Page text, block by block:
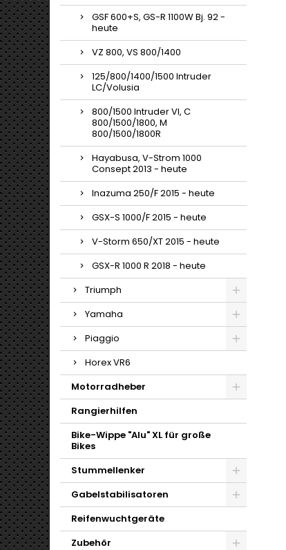
GSF 600+S, GS-R 1100W Bj. 92 -
heute
VZ 800, VS 800/1400
125/800/1400/1500 Intruder
LC/Volusia
800/1500 Intruder Vl, C
800/1500/1800, M
800/1500/1800R
Hayabusa, V-Strom 1000
Consept 2013 - heute
Inazuma 250/F 2015 - heute
GSX-S 1000/F 2015 - heute
V-Storm 650/XT 2015 - heute
GSX-R 1000 R 2018 - heute
Triumph
Yamaha
Piaggio
Horex VR6
Motorradheber
Rangierhilfen
Bike-Wippe "Alu" XL für große
Bikes
Stummellenker
Gabelstabilisatoren
Reifenwuchtgeräte
Zubehör